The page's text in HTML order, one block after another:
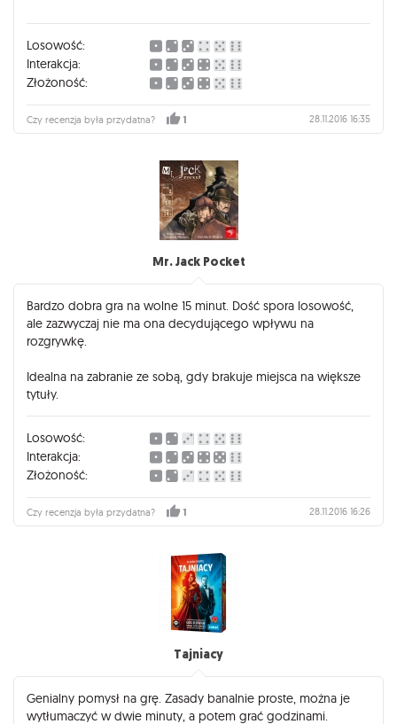
Losowość:
Interakcja:
Złożoność:
Czy recenzja była przydatna? 1 28.11.2016 16:35
Mr. Jack Pocket
Bardzo dobra gra na wolne 15 minut. Dość spora losowość,
ale zazwyczaj nie ma ona decydującego wpływu na
rozgrywkę.
Idealna na zabranie ze sobą, gdy brakuje miejsca na większe
tytuły.
Losowość:
Interakcja:
Złożoność:
Czy recenzja była przydatna? 1 28.11.2016 16:26
Tajniacy
Genialny pomysł na grę. Zasady banalnie proste, można je
wytłumaczyć w dwie minuty, a potem grać godzinami.